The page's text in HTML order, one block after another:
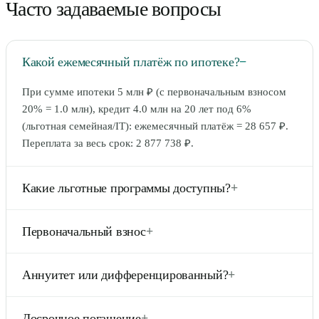
Часто задаваемые вопросы
Какой ежемесячный платёж по ипотеке?−
При сумме ипотеки 5 млн ₽ (с первоначальным взносом
20% = 1.0 млн), кредит 4.0 млн на 20 лет под 6%
(льготная семейная/IT): ежемесячный платёж = 28 657 ₽.
Переплата за весь срок: 2 877 738 ₽.
Какие льготные программы доступны?+
6%, Сельская 3%, Дальневосточная 2%. Лимиты до 12
новостройки.
Первоначальный взнос+
Можно использовать материнский капитал (631 162-833
обычно 30%.
Аннуитет или дифференцированный?+